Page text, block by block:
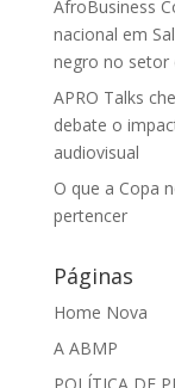
AfroBusiness
nacional em
negro no setor
APRO Talks
debate o
audiovisual
O que a Copa
pertencer
Páginas
Home Nova
A ABMP